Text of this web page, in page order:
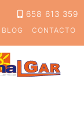
658 613 359
BLOG CONTACTO